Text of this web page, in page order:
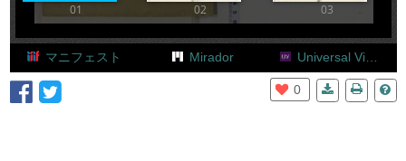
01 02 03
マニフェスト Mirador Universal Viewer
0